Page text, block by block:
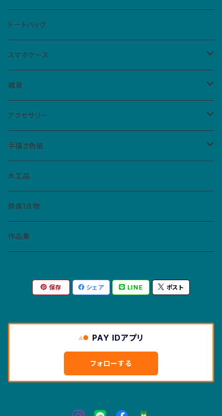
ハイカットスニーカー
スリッポン
メンズ
ベビー・キッズ
Tシャツ
男女共用S
男女共用M
シャツ
レディースM
レディースL
トートバッグ
スマホケース
iPhone
クリアケース
手帳型ケース
雑貨
扇子
仮面
マトリョーシカ
コースター
財布・キーホルダー・パスケース
カレンダー
ポストカード
マスクケース
アクセサリー
バッジ
ペーパーバッジ
缶バッジ
イヤリング
ペンダント
手描き色紙
ねこぼん
木工品
原画1点物
作品集
保存 シェア LINE ポスト
PAY IDアプリ
フォローする